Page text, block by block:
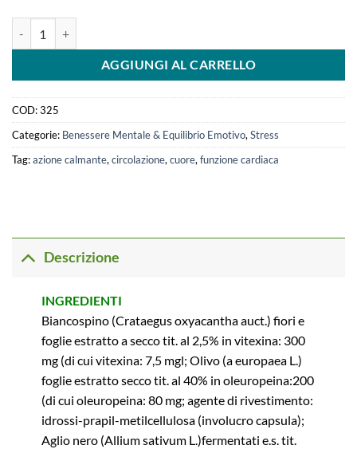
AGGIUNGI AL CARRELLO
COD:325
Categorie: Benessere Mentale & Equilibrio Emotivo, Stress
Tag:azione calmante, circolazione, cuore, funzione cardiaca
Descrizione
INGREDIENTI
Biancospino (Crataegus oxyacantha auct.) fiori e
foglie estratto a secco tit. al 2,5% in vitexina: 300
mg (di cui vitexina: 7,5 mgl; Olivo (a europaea L.)
foglie estratto secco tit. al 40% in oleuropeina:200
(di cui oleuropeina: 80 mg; agente di rivestimento:
idrossi-prapil-metilcellulosa (involucro capsula);
Aglio nero (Allium sativum L.)fermentati e.s. tit.